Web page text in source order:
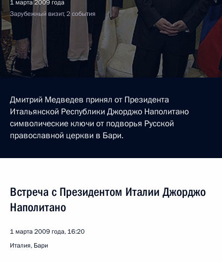
1 марта 2009 года
Зарубежный визит, 2 события
Дмитрий Медведев принял от Президента
Итальянской Республики Джорджо Наполитано
символические ключи от подворья Русской
православной церкви в Бари.
Встреча с Президентом Италии Джорджо
Наполитано
1 марта 2009 года, 16:20
Италия, Бари